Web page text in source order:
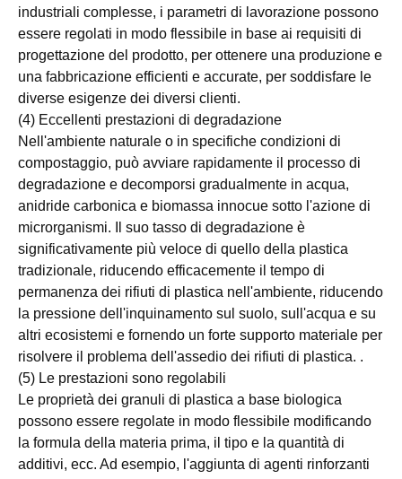
industriali complesse, i parametri di lavorazione possono
essere regolati in modo flessibile in base ai requisiti di
progettazione del prodotto, per ottenere una produzione e
una fabbricazione efficienti e accurate, per soddisfare le
diverse esigenze dei diversi clienti.
(4) Eccellenti prestazioni di degradazione
Nell'ambiente naturale o in specifiche condizioni di
compostaggio, può avviare rapidamente il processo di
degradazione e decomporsi gradualmente in acqua,
anidride carbonica e biomassa innocue sotto l'azione di
microrganismi. Il suo tasso di degradazione è
significativamente più veloce di quello della plastica
tradizionale, riducendo efficacemente il tempo di
permanenza dei rifiuti di plastica nell'ambiente, riducendo
la pressione dell'inquinamento sul suolo, sull'acqua e su
altri ecosistemi e fornendo un forte supporto materiale per
risolvere il problema dell'assedio dei rifiuti di plastica. .
(5) Le prestazioni sono regolabili
Le proprietà dei granuli di plastica a base biologica
possono essere regolate in modo flessibile modificando
la formula della materia prima, il tipo e la quantità di
additivi, ecc. Ad esempio, l'aggiunta di agenti rinforzanti